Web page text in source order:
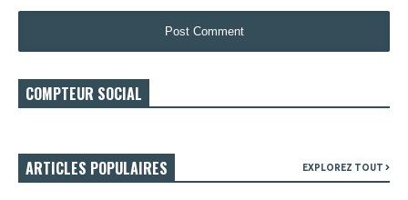
COMPTEUR SOCIAL
ARTICLES POPULAIRES EXPLOREZ TOUT